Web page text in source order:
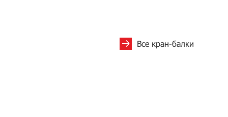
Все кран-балки